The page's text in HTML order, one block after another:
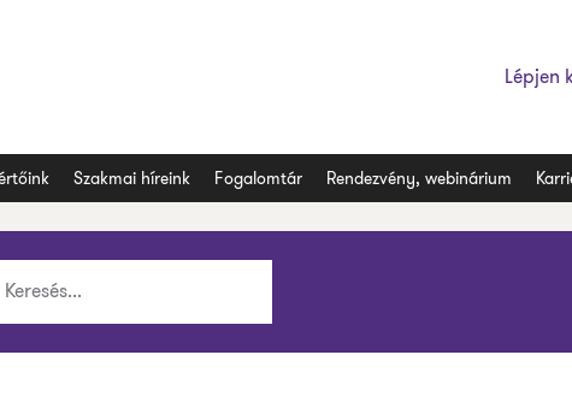
Lépjen
Szakmai híreink Fogalomtár Rendezvény, webinárium